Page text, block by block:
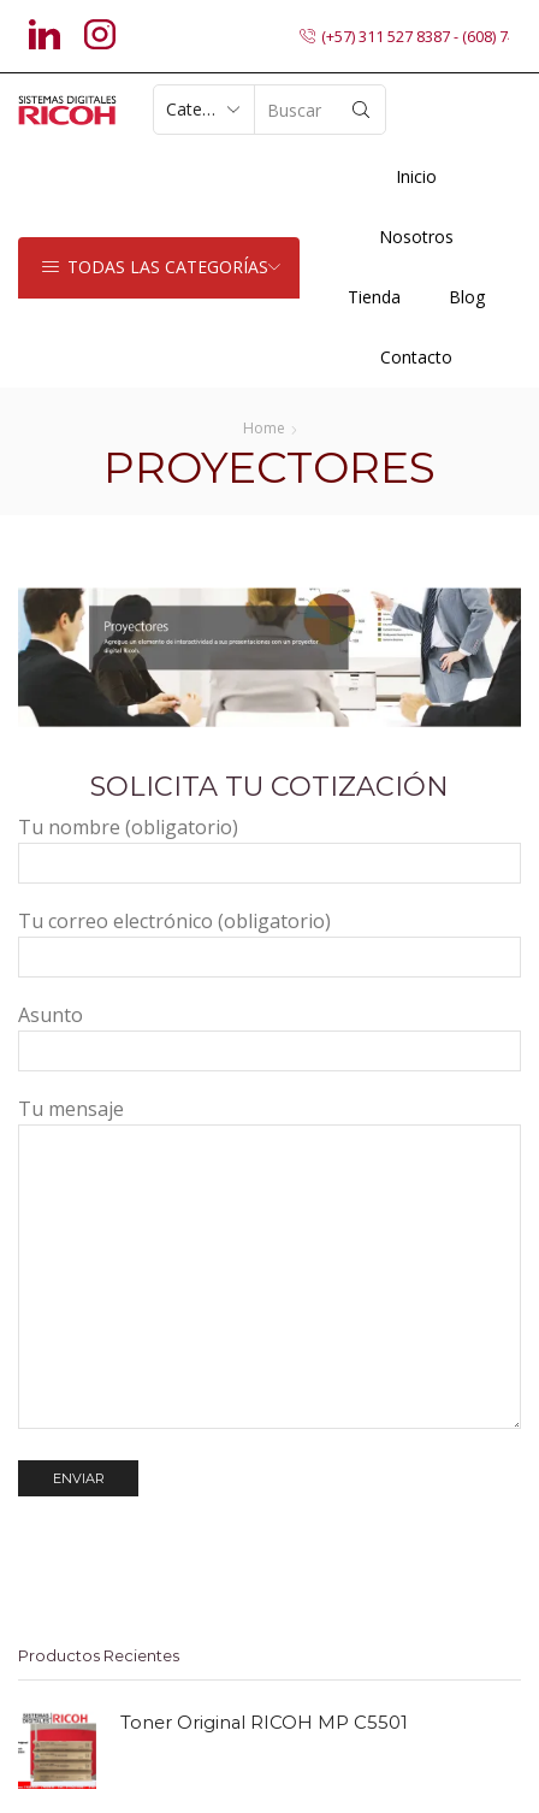
(+57) 311 527 8387 - (608)
SEARCH
TODAS LAS CATEGORÍAS
Inicio
Nosotros
Tienda Blog
Contacto
Home
PROYECTORES
SOLICITA TU COTIZACIÓN
Tu nombre (obligatorio)
Tu correo electrónico (obligatorio)
Asunto
Tu mensaje
Productos Recientes
Toner Original RICOH MP C5501